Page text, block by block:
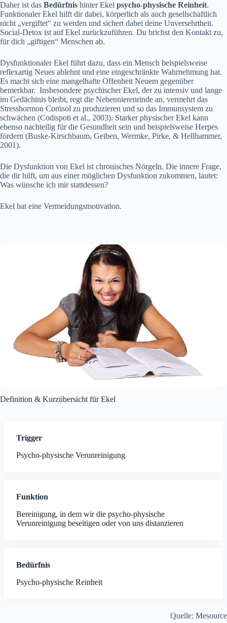
Daher ist das Bedürfnis hinter Ekel psycho-physische Reinheit.
Funktionaler Ekel hilft dir dabei, körperlich als auch gesellschaftlich
nicht „vergiftet“ zu werden und sichert dabei deine Unversehrtheit.
Social-Detox ist auf Ekel zurückzuführen. Du brichst den Kontakt zu,
für dich „giftigen“ Menschen ab.
Dysfunktionaler Ekel führt dazu, dass ein Mensch beispielsweise
reflexartig Neues ablehnt und eine eingeschränkte Wahrnehmung hat.
Es macht sich eine mangelhafte Offenheit Neuem gegenüber
bemerkbar. Insbesondere psychischer Ekel, der zu intensiv und lange
im Gedächtnis bleibt, regt die Nebennierenrinde an, vermehrt das
Stresshormon Cortisol zu produzieren und so das Immunsystem zu
schwächen (Codispoti et al., 2003). Starker physischer Ekel kann
ebenso nachteilig für die Gesundheit sein und beispielsweise Herpes
fördern (Buske-Kirschbaum, Geiben, Wermke, Pirke, & Hellhammer,
2001).
Die Dysfunktion von Ekel ist chronisches Nörgeln. Die innere Frage,
die dir hilft, um aus einer möglichen Dysfunktion zukommen, lautet:
Was wünsche ich mir stattdessen?
Ekel hat eine Vermeidungsmotivation.
Definition & Kurzübersicht für Ekel
Trigger
Psycho-physische Verunreinigung
Funktion
Bereinigung, in dem wir die psycho-physische
Verunreinigung beseitigen oder von uns distanzieren
Bedürfnis
Psycho-physische Reinheit
Quelle: Mesource